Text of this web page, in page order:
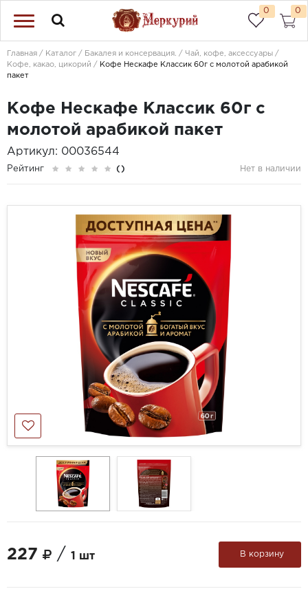
0 0
Главная Каталог Бакалея и консервация.
Чай, кофе, аксессуары
Кофе, какао, цикорий
Кофе Нескафе Классик 60г с молотой арабикой
пакет
Кофе Нескафе Классик 60г с
молотой арабикой пакет
Артикул: 00036544
Рейтинг () Нет в наличии
227 / 1 шт В корзину